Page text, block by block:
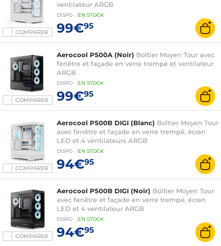
COMPARER
ventilateur ARGB
DISPO : EN STOCK
99€95
COMPARER
Aerocool P500A (Noir) Boîtier Moyen Tour avec
fenêtre et façade en verre trempé et ventilateur
ARGB
DISPO : EN STOCK
99€95
COMPARER
Aerocool P500B DIGI (Blanc) Boîtier Moyen Tour
avec fenêtre et façade en verre trempé, écran
LED et 4 ventilateurs ARGB
DISPO : EN STOCK
94€95
COMPARER
Aerocool P500B DIGI (Noir) Boîtier Moyen Tour
avec fenêtre et façade en verre trempé, écran
LED et 4 ventilateur ARGB
DISPO : EN STOCK
94€95